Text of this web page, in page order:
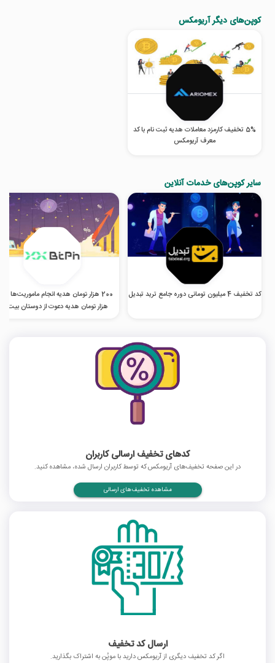
کوپن‌های دیگر آریومکس
5% تخفیف کارمزد معاملات هدیه ثبت نام با کد
معرف آریومکس
سایر کوپن‌های خدمات آنلاین
کد تخفیف 4 میلیون تومانی دوره جامع ترید تبدیل
هزار تومان هدیه دعوت از دوستان بیت
کدهای تخفیف ارسالی کاربران
در این صفحه تخفیف‌های آریومکس که توسط کاربران ارسال شده، مشاهده کنید.
مشاهده تخفیف‌های ارسالی
ارسال کد تخفیف
اگر کد تخفیف دیگری از آریومکس دارید با موپُن به اشتراک بگذارید.